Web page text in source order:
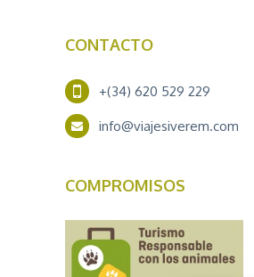
CONTACTO
+(34) 620 529 229
info@viajesiverem.com
COMPROMISOS